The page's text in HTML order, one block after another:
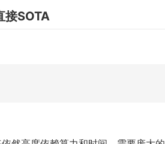
接SOTA